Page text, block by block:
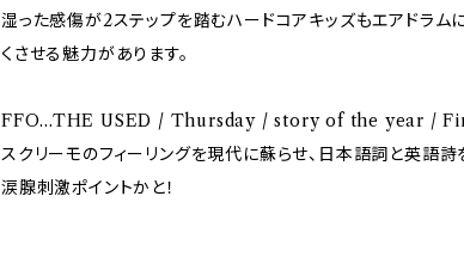
湿った感傷が2ステップを踏むハードコアキッズもエアドラ
くさせる魅力があります。
FFO...THE USED / Thursday / story of the year /
スクリーモのフィーリングを現代に蘇らせ、日本語詞と英語
涙腺刺激ポイントかと！